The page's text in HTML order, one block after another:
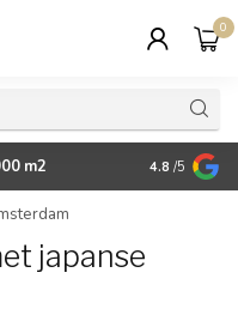
0
m2 Betaalbare
4.8 /5
japanse